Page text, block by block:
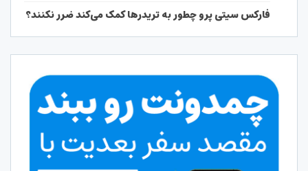
فارکس سیتی پرو چطور به تریدرها کمک می‌کند ضرر نکنند؟